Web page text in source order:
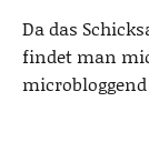
Da das
findet man